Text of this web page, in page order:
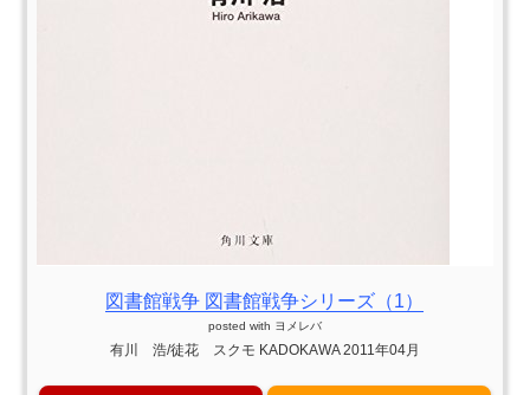
図書館戦争 図書館戦争シリーズ（1）
posted with ヨメレバ
有川 浩/徒花 スクモ KADOKAWA 2011年04月